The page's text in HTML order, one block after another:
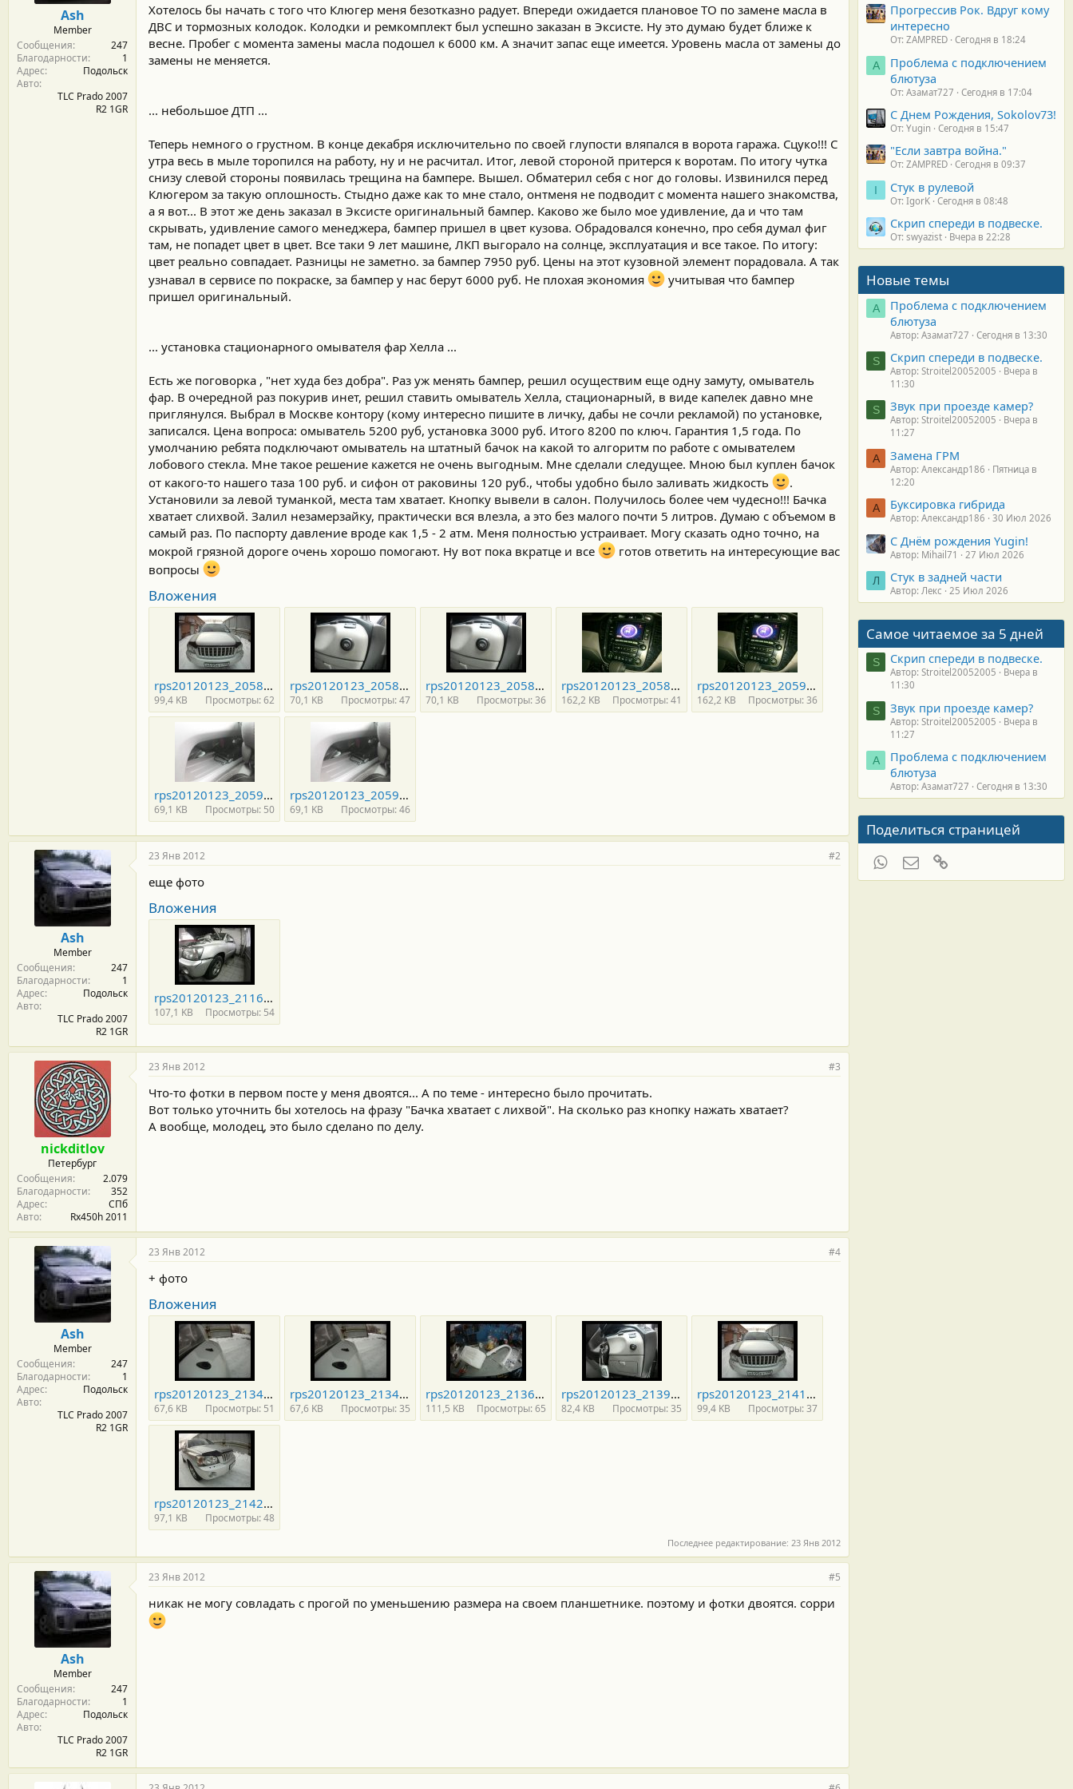
а
Ash
Member
Сообщения
247
Благодарности
1
Адрес
Подольск
Авто
TLC Prado 2007
R2 1GR
Хотелось бы начать с того что Клюгер меня безотказно радует. Впереди ожидается плановое ТО по замене масла в
ДВС и тормозных колодок. Колодки и ремкомплект был успешно заказан в Эксисте. Ну это думаю будет ближе к
весне. Пробег с момента замены масла подошел к 6000 км. А значит запас еще имеется. Уровень масла от замены до
замены не меняется.
... небольшое ДТП ...
Теперь немного о грустном. В конце декабря исключительно по своей глупости вляпался в ворота гаража. Сцуко!!! С
утра весь в мыле торопился на работу, ну и не расчитал. Итог, левой стороной притерся к воротам. По итогу чутка
снизу слевой стороны появилась трещина на бампере. Вышел. Обматерил себя с ног до головы. Извинился перед
Клюгером за такую оплошность. Стыдно даже как то мне стало, онтменя не подводит с момента нашего знакомства,
а я вот... В этот же день заказал в Эксисте оригинальный бампер. Каково же было мое удивление, да и что там
скрывать, удивление самого менеджера, бампер пришел в цвет кузова. Обрадовался конечно, про себя думал фиг
там, не попадет цвет в цвет. Все таки 9 лет машине, ЛКП выгорало на солнце, эксплуатация и все такое. По итогу:
цвет реально совпадает. Разницы не заметно. за бампер 7950 руб. Цены на этот кузовной элемент порадовала. А так
узнавал в сервисе по покраске, за бампер у нас берут 6000 руб. Не плохая экономия
учитывая что бампер
пришел оригинальный.
... установка стационарного омывателя фар Хелла ...
Есть же поговорка , "нет худа без добра". Раз уж менять бампер, решил осуществим еще одну замуту, омыватель
фар. В очередной раз покурив инет, решил ставить омыватель Хелла, стационарный, в виде капелек давно мне
приглянулся. Выбрал в Москве контору (кому интересно пишите в личку, дабы не сочли рекламой) по установке,
записался. Цена вопроса: омыватель 5200 руб, установка 3000 руб. Итого 8200 по ключ. Гарантия 1,5 года. По
умолчанию ребята подключают омыватель на штатный бачок на какой то алгоритм по работе с омывателем
лобового стекла. Мне такое решение кажется не очень выгодным. Мне сделали следущее. Мною был куплен бачок
от какого-то нашего таза 100 руб. и сифон от раковины 120 руб., чтобы удобно было заливать жидкость
.
Установили за левой туманкой, места там хватает. Кнопку вывели в салон. Получилось более чем чудесно!!! Бачка
хватает слихвой. Залил незамерзайку, практически вся влезла, а это без малого почти 5 литров. Думаю с объемом в
самый раз. По паспорту давление вроде как 1,5 - 2 атм. Меня полностью устраивает. Могу сказать одно точно, на
мокрой грязной дороге очень хорошо помогают. Ну вот пока вкратце и все
готов ответить на интересующие вас
вопросы
Вложения
rps20120123_205803_825.jpg
99,4 KB Просмотры: 62
rps20120123_205831_930.jpg
70,1 KB Просмотры: 47
rps20120123_205842_161.jpg
70,1 KB Просмотры: 36
rps20120123_205857_547.jpg
162,2 KB Просмотры: 41
rps20120123_205903_846.jpg
162,2 KB Просмотры: 36
rps20120123_205922_822.jpg
69,1 KB Просмотры: 50
rps20120123_205933_111.jpg
69,1 KB Просмотры: 46
Ash
Member
Сообщения
247
Благодарности
1
Адрес
Подольск
Авто
TLC Prado 2007
R2 1GR
23 Янв 2012 #2
еще фото
Вложения
rps20120123_211634_105.jpg
107,1 KB Просмотры: 54
nickditlov
Петербург
Сообщения
2.079
Благодарности
352
Адрес
СПб
Авто
Rx450h 2011
23 Янв 2012 #3
Что-то фотки в первом посте у меня двоятся... А по теме - интересно было прочитать.
Вот только уточнить бы хотелось на фразу "Бачка хватает с лихвой". На сколько раз кнопку нажать хватает?
А вообще, молодец, это было сделано по делу.
Ash
Member
Сообщения
247
Благодарности
1
Адрес
Подольск
Авто
TLC Prado 2007
R2 1GR
23 Янв 2012 #4
+ фото
Вложения
rps20120123_213453_942.jpg
67,6 KB Просмотры: 51
rps20120123_213459_386.jpg
67,6 KB Просмотры: 35
rps20120123_213626_329.jpg
111,5 KB Просмотры: 65
rps20120123_213927.jpg
82,4 KB Просмотры: 35
rps20120123_214122_817.jpg
99,4 KB Просмотры: 37
rps20120123_214227_809.jpg
97,1 KB Просмотры: 48
Последнее редактирование: 23 Янв 2012
Ash
Member
Сообщения
247
Благодарности
1
Адрес
Подольск
Авто
TLC Prado 2007
R2 1GR
23 Янв 2012 #5
никак не могу совладать с прогой по уменьшению размера на своем планшетнике. поэтому и фотки двоятся. сорри
Прогрессив Рок. Вдруг кому
интересно
От: ZAMPRED Сегодня в 18:24
А
Проблема с подключением
блютуза
От: Азамат727 Сегодня в 17:04
С Днем Рождения, Sokolov73!
От: Yugin Сегодня в 15:47
"Если завтра война."
От: ZAMPRED Сегодня в 09:37
I Стук в рулевой
От: IgorK Сегодня в 08:48
Скрип спереди в подвеске.
От: swyazist Вчера в 22:28
Новые темы
А
Проблема с подключением
блютуза
Автор: Азамат727 Сегодня в 13:30
S Скрип спереди в подвеске.
Автор: Stroitel20052005
Вчера в
11:30
S Звук при проезде камер?
Автор: Stroitel20052005
Вчера в
11:27
А Замена ГРМ
Автор: Александр186
Пятница в
12:20
А Буксировка гибрида
Автор: Александр186 30 Июл 2026
С Днём рождения Yugin!
Автор: Mihail71 27 Июл 2026
Л Стук в задней части
Автор: Лекс 25 Июл 2026
Самое читаемое за 5 дней
S Скрип спереди в подвеске.
Автор: Stroitel20052005
Вчера в
11:30
S Звук при проезде камер?
Автор: Stroitel20052005
Вчера в
11:27
А
Проблема с подключением
блютуза
Автор: Азамат727 Сегодня в 13:30
Поделиться страницей
WhatsAppЭлектронная почта